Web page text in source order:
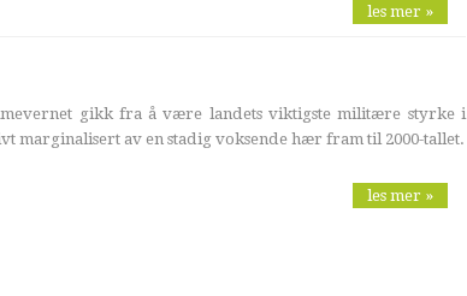
les mer »
gikk fra å være landets viktigste militære styrke i
marginalisert av en stadig voksende hær fram til 2000-tallet.
les mer »